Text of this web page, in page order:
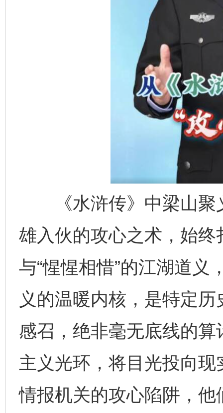
《水浒传》中梁山聚
雄入伙的攻心之术，始终
与“惺惺相惜”的江湖道义
义的温暖内核，是特定
感召，绝非毫无底线的
主义光环，将目光投向
情报机关的攻心陷阱，